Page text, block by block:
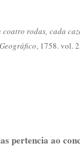
rodas, cada
, 1758. vol.
pertencia ao